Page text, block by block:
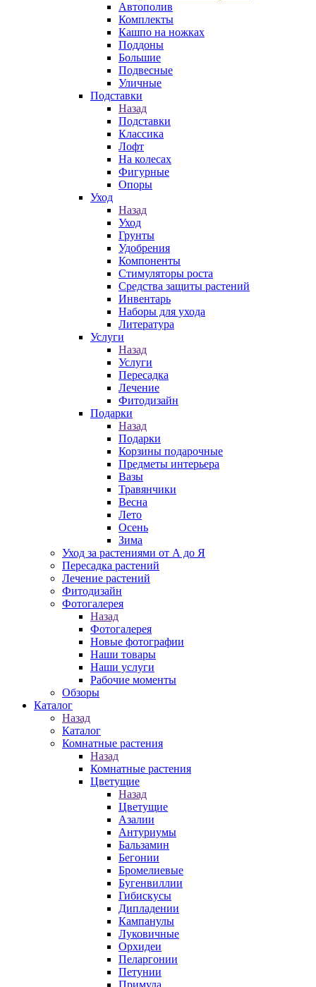
Автополив
Комплекты
Кашпо на ножках
Поддоны
Большие
Подвесные
Уличные
Подставки
Назад
Подставки
Классика
Лофт
На колесах
Фигурные
Опоры
Уход
Назад
Уход
Грунты
Удобрения
Компоненты
Стимуляторы роста
Средства защиты растений
Инвентарь
Наборы для ухода
Литература
Услуги
Назад
Услуги
Пересадка
Лечение
Фитодизайн
Подарки
Назад
Подарки
Корзины подарочные
Предметы интерьера
Вазы
Травянчики
Весна
Лето
Осень
Зима
Уход за растениями от А до Я
Пересадка растений
Лечение растений
Фитодизайн
Фотогалерея
Назад
Фотогалерея
Новые фотографии
Наши товары
Наши услуги
Рабочие моменты
Обзоры
Каталог
Назад
Каталог
Комнатные растения
Назад
Комнатные растения
Цветущие
Назад
Цветущие
Азалии
Антуриумы
Бальзамин
Бегонии
Бромелиевые
Бугенвиллии
Гибискусы
Дипладении
Кампанулы
Луковичные
Орхидеи
Пеларгонии
Петунии
Примула